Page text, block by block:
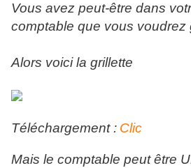
Vous avez peut-être dans
comptable que vous voudrez
Alors voici la grillette
Téléchargement : Clic
Mais le comptable peut être